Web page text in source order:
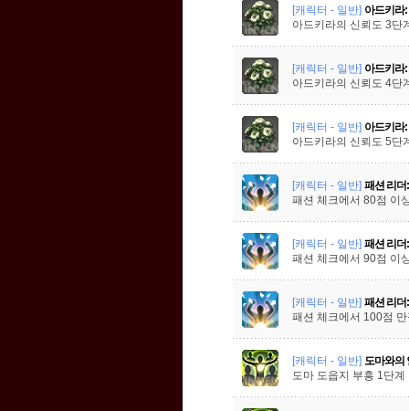
[캐릭터 - 일반] 아드키라
아드키라의 신뢰도 3단
[캐릭터 - 일반] 아드키라
아드키라의 신뢰도 4단
[캐릭터 - 일반] 아드키라
아드키라의 신뢰도 5단
[캐릭터 - 일반] 패션 리더
패션 체크에서 80점 이
[캐릭터 - 일반] 패션 리더
패션 체크에서 90점 이
[캐릭터 - 일반] 패션 리더
패션 체크에서 100점
[캐릭터 - 일반] 도마와의
도마 도읍지 부흥 1단계